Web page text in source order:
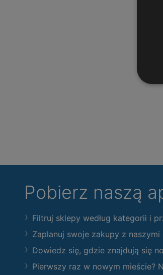
Pobierz naszą
Filtruj sklepy według kategorii i
Zaplanuj swoje zakupy z naszymi
Dowiedz się, gdzie znajdują się
Pierwszy raz w nowym mieście?